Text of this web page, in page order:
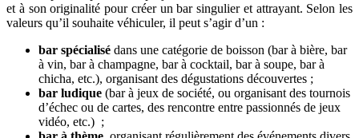
et à son originalité pour créer un bar singulier et attrayant. Selon les
valeurs qu’il souhaite véhiculer, il peut s’agir d’un :
bar spécialisé dans une catégorie de boisson (bar à bière, bar
à vin, bar à champagne, bar à cocktail, bar à soupe, bar à
chicha, etc.), organisant des dégustations découvertes ;
bar ludique (bar à jeux de société, ou organisant des tournois
d’échec ou de cartes, des rencontre entre passionnés de jeux
vidéo, etc.) ;